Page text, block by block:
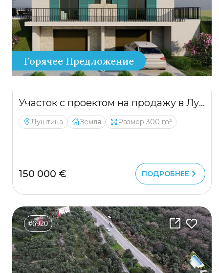
Горячее Предложение
Участок с проектом на продажу в Луштице
Луштица Земля Размер 300 m²
150 000 € ПОДРОБНЕЕ
#6920